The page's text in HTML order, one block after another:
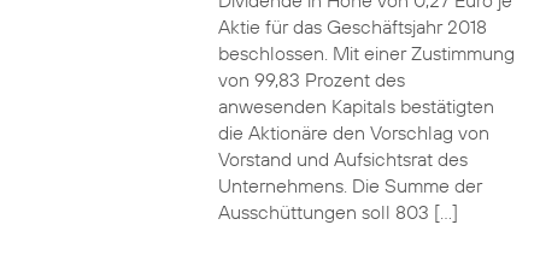
Aktie für das Geschäftsjahr 2018
beschlossen. Mit einer Zustimmung
von 99,83 Prozent des
anwesenden Kapitals bestätigten
die Aktionäre den Vorschlag von
Vorstand und Aufsichtsrat des
Unternehmens. Die Summe der
Ausschüttungen soll 803 […]